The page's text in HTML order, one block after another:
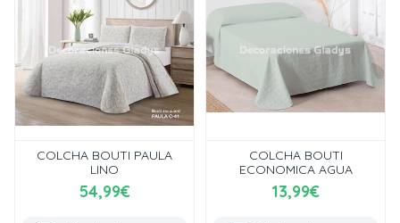
COLCHA BOUTI PAULA
LINO
54,99€
COLCHA BOUTI
ECONOMICA AGUA
13,99€